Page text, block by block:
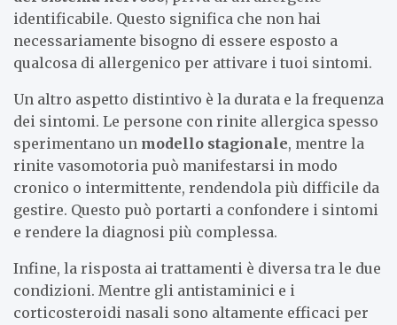
identificabile. Questo significa che non hai
necessariamente bisogno di essere esposto a
qualcosa di allergenico per attivare i tuoi sintomi.
Un altro aspetto distintivo è la durata e la frequenza
dei sintomi. Le persone con rinite allergica spesso
sperimentano un modello stagionale, mentre la
rinite vasomotoria può manifestarsi in modo
cronico o intermittente, rendendola più difficile da
gestire. Questo può portarti a confondere i sintomi
e rendere la diagnosi più complessa.
Infine, la risposta ai trattamenti è diversa tra le due
condizioni. Mentre gli antistaminici e i
corticosteroidi nasali sono altamente efficaci per